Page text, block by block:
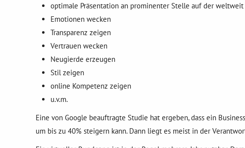
optimale Präsentation an prominenter Stelle auf der
Emotionen wecken
Transparenz zeigen
Vertrauen wecken
Neugierde erzeugen
Stil zeigen
online Kompetenz zeigen
u.v.m.
Eine von Google beauftragte Studie hat ergeben, dass ein
um bis zu 40% steigern kann. Dann liegt es meist in der